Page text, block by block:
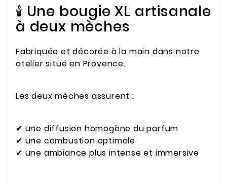
🕯️ Une bougie XL artisanale
à deux mèches
Fabriquée et décorée à la main dans notre
atelier situé en Provence.
Les deux mèches assurent :
✔ une diffusion homogène du parfum
✔ une combustion optimale
✔ une ambiance plus intense et immersive